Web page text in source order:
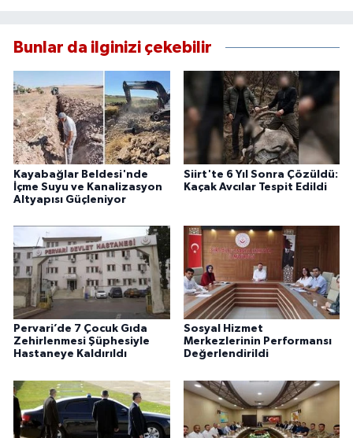
Bunlar da ilginizi çekebilir
Kayabağlar Beldesi'nde
İçme Suyu ve Kanalizasyon
Altyapısı Güçleniyor
Siirt'te 6 Yıl Sonra Çözüldü:
Kaçak Avcılar Tespit Edildi
Pervari’de 7 Çocuk Gıda
Zehirlenmesi Şüphesiyle
Hastaneye Kaldırıldı
Sosyal Hizmet
Merkezlerinin Performansı
Değerlendirildi